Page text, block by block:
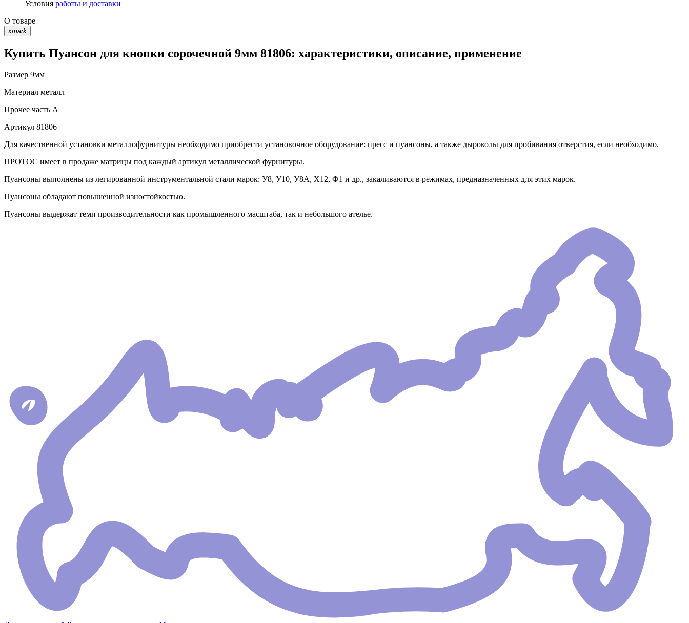
Условия работы и доставки
О товаре
xmark
Купить Пуансон для кнопки сорочечной 9мм 81806: характеристики, описание, применение
Размер 9мм
Материал металл
Прочее часть A
Артикул 81806
Для качественной установки металлофурнитуры необходимо приобрести установочное оборудование: пресс и пуансоны, а также дыроколы для пробивания отверстия, если необходимо.
ПРОТОС имеет в продаже матрицы под каждый артикул металлической фурнитуры.
Пуансоны выполнены из легированной инструментальной стали марок: У8, У10, У8А, Х12, Ф1 и др., закаливаются в режимах, предназначенных для этих марок.
Пуансоны обладают повышенной изностойкостью.
Пуансоны выдержат темп производительности как промышленного масштаба, так и небольшого ателье.